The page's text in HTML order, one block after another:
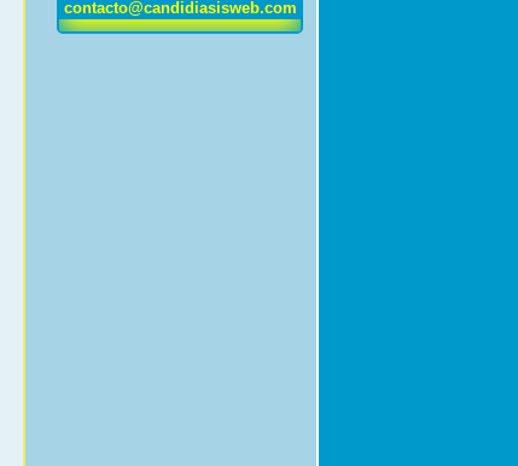
contacto@candidiasisweb.com